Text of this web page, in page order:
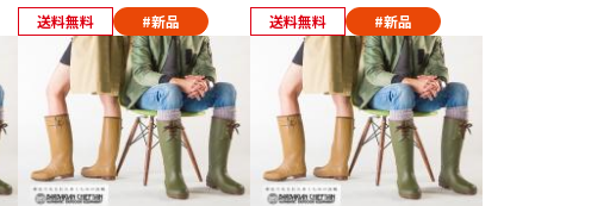
送料無料 #新品 送料無料 #新品